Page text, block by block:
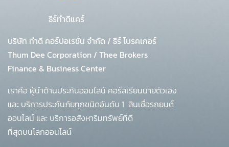
ธีร์ทำดีแคร์
บริษัท ทำดี คอร์ปอเรชั่น จำกัด / ธีร์ โบรคเกอร์
Thum Dee Corporation / Thee Brokers
Finance & Business Center
เราคือ ผู้นำด้านประกันออนไลน์ คอร์สเรียนนายตัวเอง
และ บริการประกันภัยทุกชนิดอันดับ 1 สินเชื่อรถยนต์
ออนไลน์ และ บริการอสังหาริมทรัพย์ที่ดี
ที่สุดบนโลกออนไลน์